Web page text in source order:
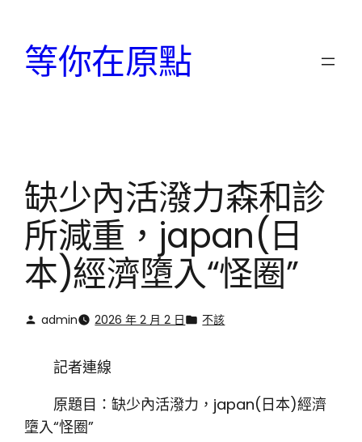
等你在原點
缺少內活潑力森和診
所減重，japan(日
本)經濟墮入“怪圈”
admin 2026 年 2 月 2 日 不該
記者連線
原題目：缺少內活潑力，japan(日本)經濟
墮入“怪圈”